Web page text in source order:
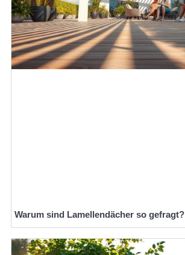
Warum sind Lamellendächer so gefragt?